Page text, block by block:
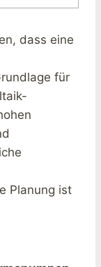
dass eine
für
Planung ist